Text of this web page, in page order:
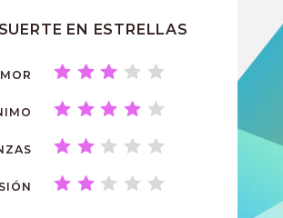
EN ESTRELLAS